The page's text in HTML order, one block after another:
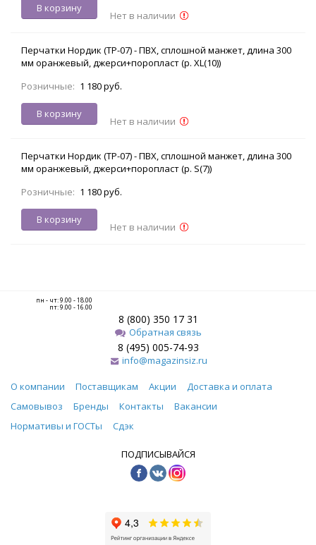
В корзину
Нет в наличии
Перчатки Нордик (ТР-07) - ПВХ, сплошной манжет, длина 300
мм оранжевый, джерси+поропласт (р. XL(10))
Розничные: 1 180 руб.
В корзину
Нет в наличии
Перчатки Нордик (ТР-07) - ПВХ, сплошной манжет, длина 300
мм оранжевый, джерси+поропласт (р. S(7))
Розничные: 1 180 руб.
В корзину
Нет в наличии
пн - чт: 9.00 - 18.00
пт: 9.00 - 16.00
8 (800) 350 17 31
Обратная связь
8 (495) 005-74-93
info@magazinsiz.ru
О компании Поставщикам Акции
Доставка и оплата
Самовывоз
Бренды Контакты
Вакансии
Нормативы и ГОСТы
Сдэк
ПОДПИСЫВАЙСЯ